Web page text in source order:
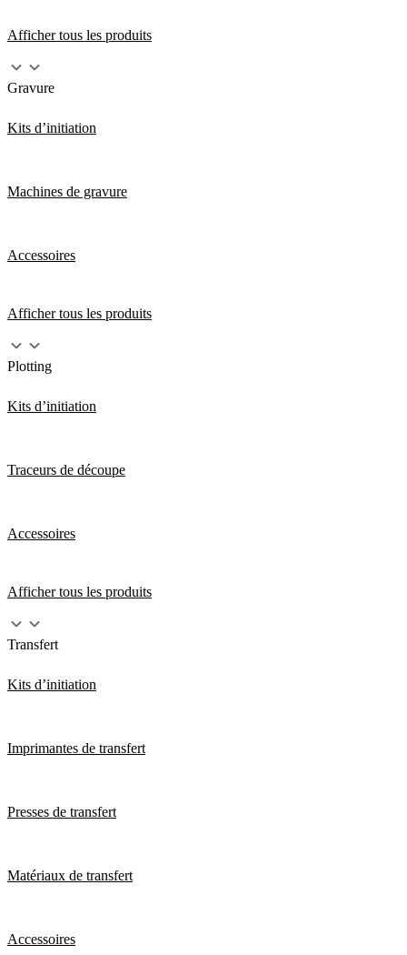
Afficher tous les produits
Gravure
Kits d’initiation
Machines de gravure
Accessoires
Afficher tous les produits
Plotting
Kits d’initiation
Traceurs de découpe
Accessoires
Afficher tous les produits
Transfert
Kits d’initiation
Imprimantes de transfert
Presses de transfert
Matériaux de transfert
Accessoires